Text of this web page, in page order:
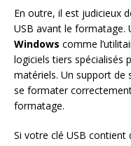
En outre, il est judicieux
USB avant le formatage.
Windows comme
logiciels tiers spécialisés
matériels. Un support de
se formater
formatage.
Si votre clé USB contient